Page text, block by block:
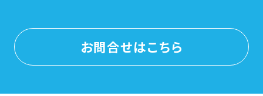
お問合せはこちら